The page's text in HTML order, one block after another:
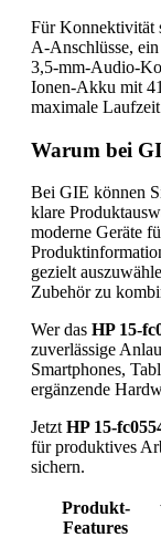
Für Konnektivität
A-Anschlüsse,
3,5-mm-Audio-
Ionen-Akku mit
maximale
Warum bei
Bei GIE können
klare
moderne Geräte
gezielt
Zubehör zu
Wer das HP 15-
zuverlässige
Smartphones,
ergänzende
Jetzt HP 15-
für produktives
sichern.
Produkt-
Features